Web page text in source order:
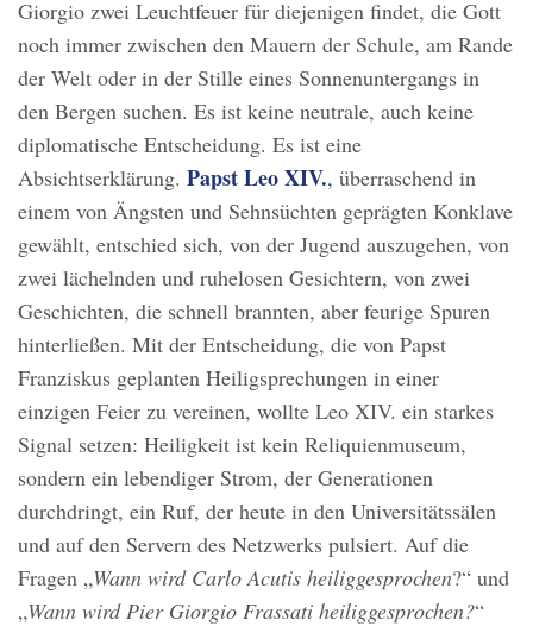
Giorgio zwei Leuchtfeuer für diejenigen findet, die Gott
noch immer zwischen den Mauern der Schule, am Rande
der Welt oder in der Stille eines Sonnenuntergangs in
den Bergen suchen. Es ist keine neutrale, auch keine
diplomatische Entscheidung. Es ist eine
Absichtserklärung. Papst Leo XIV., überraschend in
einem von Ängsten und Sehnsüchten geprägten Konklave
gewählt, entschied sich, von der Jugend auszugehen, von
zwei lächelnden und ruhelosen Gesichtern, von zwei
Geschichten, die schnell brannten, aber feurige Spuren
hinterließen. Mit der Entscheidung, die von Papst
Franziskus geplanten Heiligsprechungen in einer
einzigen Feier zu vereinen, wollte Leo XIV. ein starkes
Signal setzen: Heiligkeit ist kein Reliquienmuseum,
sondern ein lebendiger Strom, der Generationen
durchdringt, ein Ruf, der heute in den Universitätssälen
und auf den Servern des Netzwerks pulsiert. Auf die
Fragen „Wann wird Carlo Acutis heiliggesprochen?“ und
„Wann wird Pier Giorgio Frassati heiliggesprochen?“